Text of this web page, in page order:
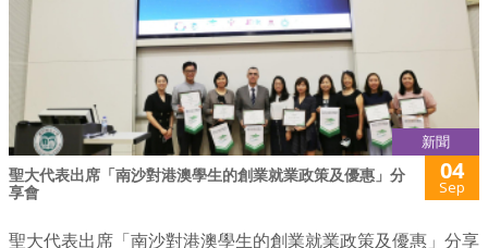
新聞
聖大代表出席「南沙對港澳學生的創業就業政策及優惠」分
享會
04
Sep
聖大代表出席「南沙對港澳學生的創業就業政策及優惠」分享